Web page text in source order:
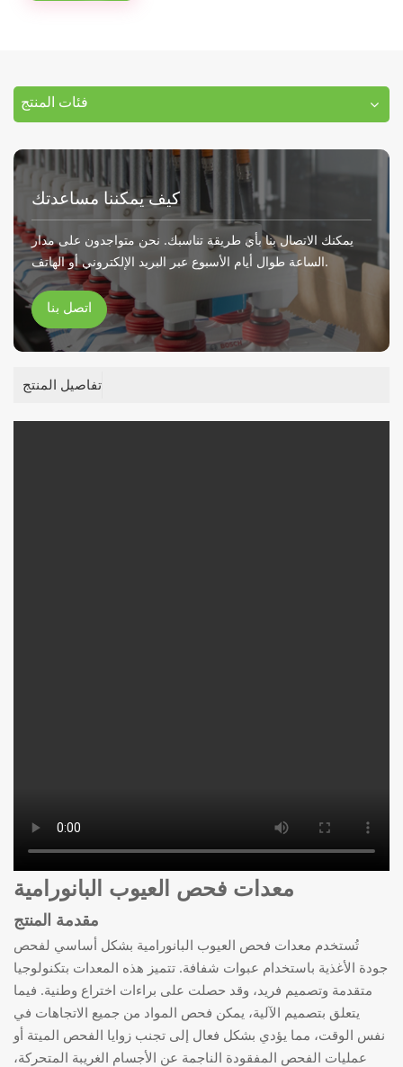
فئات المنتج
كيف يمكننا مساعدتك
يمكنك الاتصال بنا بأي طريقة تناسبك. نحن متواجدون على مدار
الساعة طوال أيام الأسبوع عبر البريد الإلكتروني أو الهاتف.
اتصل بنا
تفاصيل المنتج
معدات فحص العيوب البانورامية
مقدمة المنتج
تُستخدم معدات فحص العيوب البانورامية بشكل أساسي لفحص
جودة الأغذية باستخدام عبوات شفافة. تتميز هذه المعدات بتكنولوجيا
متقدمة وتصميم فريد، وقد حصلت على براءات اختراع وطنية. فيما
يتعلق بتصميم الآلية، يمكن فحص المواد من جميع الاتجاهات في
نفس الوقت، مما يؤدي بشكل فعال إلى تجنب زوايا الفحص الميتة أو
عمليات الفحص المفقودة الناجمة عن الأجسام الغريبة المتحركة،